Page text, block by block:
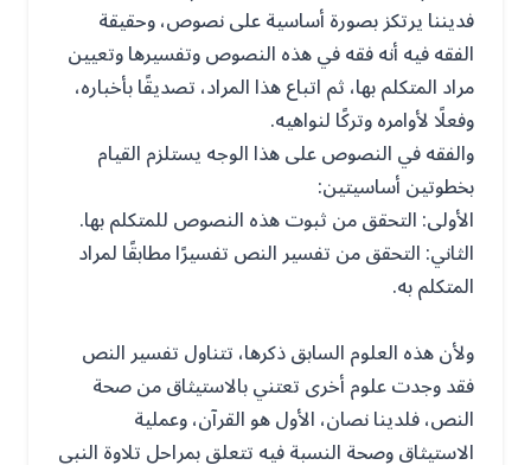
فديننا يرتكز بصورة أساسية على نصوص، وحقيقة
الفقه فيه أنه فقه في هذه النصوص وتفسيرها وتعيين
مراد المتكلم بها، ثم اتباع هذا المراد، تصديقًا بأخباره،
وفعلًا لأوامره وتركًا لنواهيه.
والفقه في النصوص على هذا الوجه يستلزم القيام
بخطوتين أساسيتين:
الأولى: التحقق من ثبوت هذه النصوص للمتكلم بها.
الثاني: التحقق من تفسير النص تفسيرًا مطابقًا لمراد
المتكلم به.
ولأن هذه العلوم السابق ذكرها، تتناول تفسير النص
فقد وجدت علوم أخرى تعتني بالاستيثاق من صحة
النص، فلدينا نصان، الأول هو القرآن، وعملية
الاستيثاق وصحة النسبة فيه تتعلق بمراحل تلاوة النبي